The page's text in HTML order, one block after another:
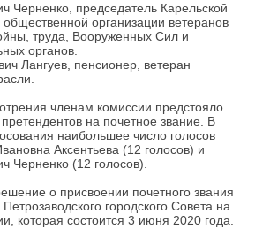
Черненко, председатель Карельской
общественной организации ветеранов
труда, Вооруженных Сил и
органов.
Лангуев, пенсионер, ветеран
членам комиссии предстояло
на почетное звание. В
наибольшее число голосов
Аксентьева (12 голосов) и
Черненко (12 голосов).
о присвоении почетного звания
городского Совета на
которая состоится 3 июня 2020 года.